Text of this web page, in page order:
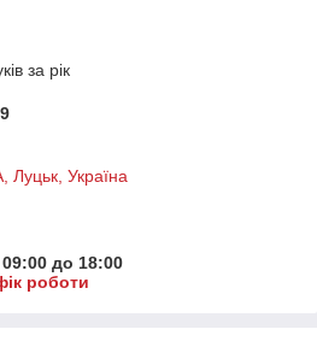
за рік
Луцьк, Україна
до 18:00
роботи